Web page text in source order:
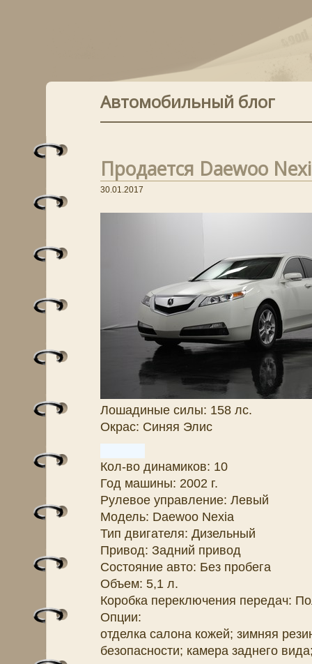
Автомобильный блог
Продается Daewoo
30.01.2017
Лошадиные силы: 158 лс.
Окрас: Синяя Элис
Кол-во динамиков: 10
Год машины: 2002 г.
Рулевое управление: Левый
Модель: Daewoo Nexia
Тип двигателя: Дизельный
Привод: Задний привод
Состояние авто: Без пробега
Объем: 5,1 л.
Коробка переключения передач:
Опции:
отделка салона кожей; зимняя
безопасности; камера заднего